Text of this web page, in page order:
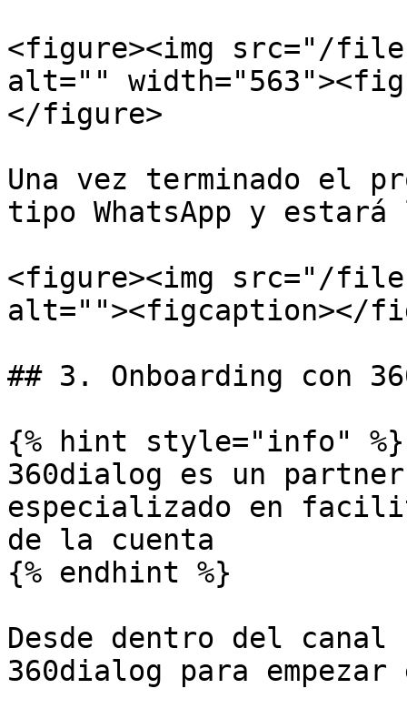
<figure><img src="/files/
alt=""
</figure>
Una vez terminado el
tipo WhatsApp y
<figure><img src="/files/
alt=""><figcaption></
## 3. Onboarding con
{% hint style="info" %}
360dialog es un
especializado en
de la cuenta
{% endhint %}
Desde dentro del
360dialog para